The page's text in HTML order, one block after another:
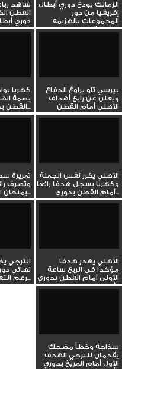
الزمالك يودع دوري أبطال
إفريقيا من دور
المجموعات بالهزيمة
بثنائية...
شاهد
القطن
دوري
بيرسي تاو يراوغ الدفاع
ويعلن عن رابع أهداف
الأهلي أمام القطن
بدوري...
كهربا
بصمة
القطن بدوري أبطال...
الأهلي يكرر نفس الجملة
وكهربا يسجل هدفا رائعا
أمام القطن بدوري...
تمريرة
وتصرف
يمنحان الأهلي وكهربا...
الأهلي يهدر هدفا
مؤكدا في الربع ساعة
الأولى أمام القطن بدوري
أبطال...
الترجي
نهائي
رغم التعادل في...
سذاجة وخطأ مضحك
يقدمان للترجي الهدف
الأول أمام المريخ بدوري
أبطال...